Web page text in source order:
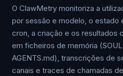
O ClawMetry monitoriza a
por sessão e modelo, o estado
cron, a criação e os resultados
em ficheiros de memória
AGENTS.md), transcrições de
canais e traces de chamadas